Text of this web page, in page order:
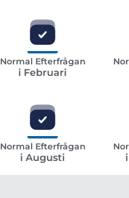
Normal Efterfrågan
i Februari
Normal Efterfrågan
i Augusti